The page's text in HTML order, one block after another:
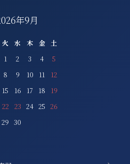
年9月
火 水 木 金
土
1
2 3 4
5
8 9 10 11
12
15 16 17 18
19
22 23 24 25 26
29 30